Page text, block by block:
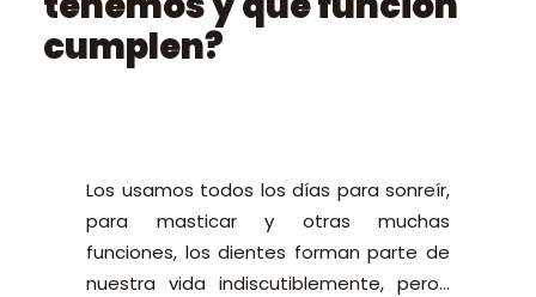
cumplen?
Los usamos todos los días para sonreír,
para masticar y otras muchas
funciones, los dientes forman parte de
nuestra vida indiscutiblemente, pero…